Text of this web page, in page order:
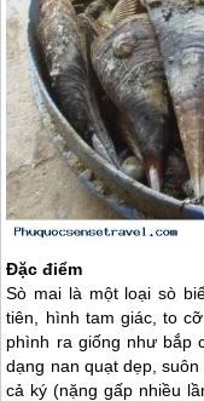
Đặc điểm
Sò mai là một loại sò
tiên, hình tam giác, to
phình ra giống như bắp
dạng nan quạt dẹp,
cả ký (nặng gấp nhiều